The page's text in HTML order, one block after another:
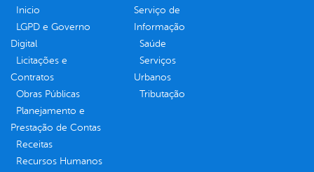
Inicio
LGPD e Governo
Digital
Licitações e
Contratos
Obras Públicas
Planejamento e
Prestação de Contas
Receitas
Recursos Humanos
Serviço de
Informação
Saúde
Serviços
Urbanos
Tributação